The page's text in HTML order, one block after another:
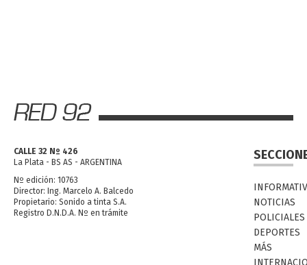
CALLE 32 Nº 426
La Plata - BS AS - ARGENTINA
Nº edición: 10763
Director: Ing. Marcelo A. Balcedo
Propietario: Sonido a tinta S.A.
Registro D.N.D.A. Nº en trámite
NOTICIAS
POLICIALES
DEPORTES
MÁS